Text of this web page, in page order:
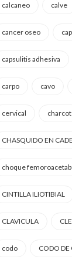
calcaneo calve
cancer oseo
capsulitis adhesiva
carpo cavo
cervical charcot
CHASQUIDO EN
choque
CINTILLA ILIOTIBIAL
CLAVICULA
codo CODO DE